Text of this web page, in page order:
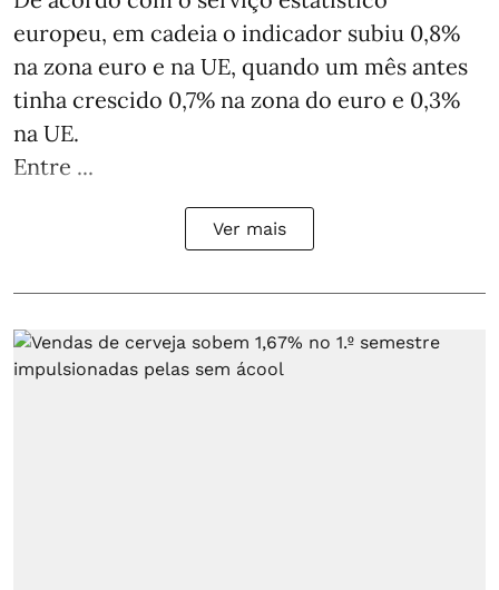
europeu, em cadeia o indicador subiu 0,8%
na zona euro e na UE, quando um mês antes
tinha crescido 0,7% na zona do euro e 0,3%
na UE.
Entre ...
Ver mais